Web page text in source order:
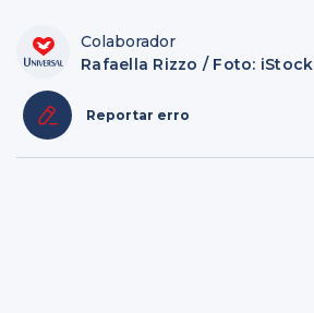
Colaborador
Rafaella Rizzo / Foto: iStock
Reportar erro